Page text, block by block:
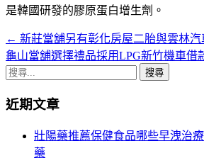
是韓國研發的膠原蛋白增生劑。
文
章
覽
← 新莊當舖另有彰化房屋二胎與雲林
龜山當舖選擇禮品採用LPG新竹機車借
搜
關
近期文章
壯陽藥推薦保健食品哪些早洩治
藥